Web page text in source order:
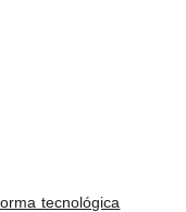
tecnológica